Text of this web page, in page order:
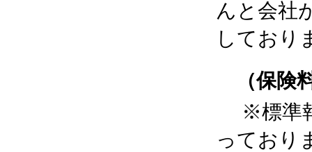
んと会社
しており
（保険
※標準
っており